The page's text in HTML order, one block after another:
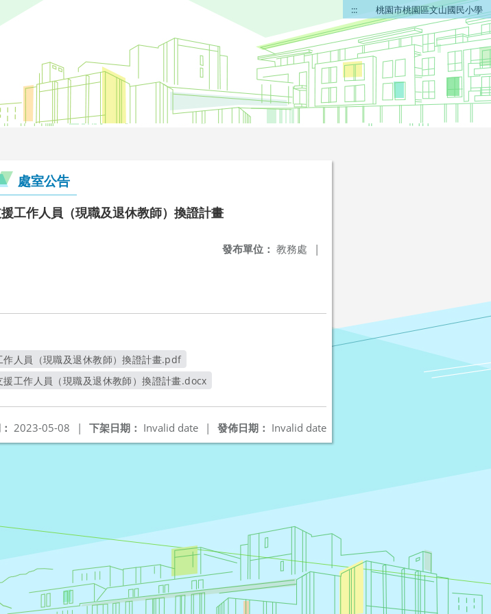
::: 桃園市桃園區文山國民小學
處室公告
工作人員（現職及退休教師）換證計畫
發布單位： 教務處 |
人員（現職及退休教師）換證計畫.pdf
工作人員（現職及退休教師）換證計畫.docx
發佈日期： Invalid date
下架日期： Invalid date |
2023-05-08 |